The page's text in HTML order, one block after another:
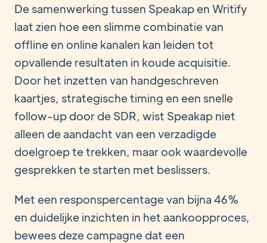
De samenwerking tussen Speakap en Writify
laat zien hoe een slimme combinatie van
offline en online kanalen kan leiden tot
opvallende resultaten in koude acquisitie.
Door het inzetten van handgeschreven
kaartjes, strategische timing en een snelle
follow-up door de SDR, wist Speakap niet
alleen de aandacht van een verzadigde
doelgroep te trekken, maar ook waardevolle
gesprekken te starten met beslissers.
Met een responspercentage van bijna 46%
en duidelijke inzichten in het aankoopproces,
bewees deze campagne dat een